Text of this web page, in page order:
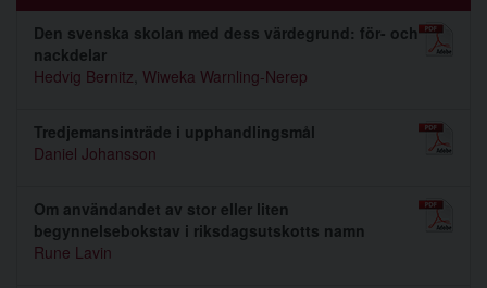
Den svenska skolan med dess värdegrund: för- och
nackdelar
Hedvig Bernitz, Wiweka Warnling-Nerep
Tredjemansinträde i upphandlingsmål
Daniel Johansson
Om användandet av stor eller liten
begynnelsebokstav i riksdagsutskotts namn
Rune Lavin